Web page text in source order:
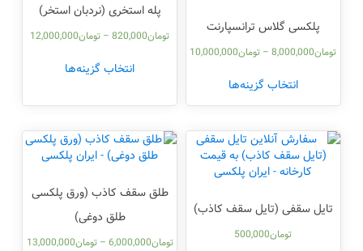
پلکسی گلاس ترانسپارنت
تومان8,000,000
– تومان10,000,000
انتخاب گزینه‌ها
پله استخری (نردبان استخر)
تومان820,000
– تومان12,000,000
انتخاب گزینه‌ها
تایل سقفی (تایل سقف کاذب)
تومان500,000
طلق سقف کاذب (ورق پلکسی
طلق دوغی)
تومان6,000,000
–تومان13,000,000